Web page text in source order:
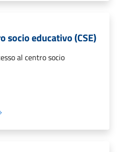
socio educativo (CSE)
al centro socio